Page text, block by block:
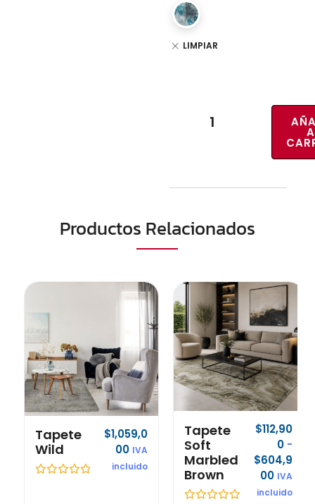
LIMPIAR
Productos Relacionados
Tapete
Wild
$1,059,0
00 IVA
incluido
Tapete
Soft
Marbled
Brown
$112,90
0 -
$604,9
00 IVA
incluido